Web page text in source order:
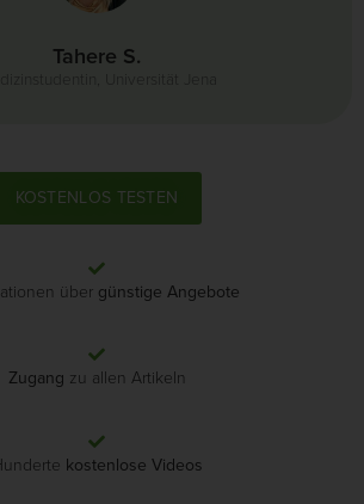
Tahere S.
KOSTENLOS TESTEN
über günstige Angebote
Zugang zu allen Artikeln
kostenlose Videos